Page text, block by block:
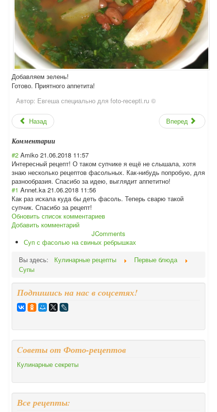
Добавляем зелень!
Готово. Приятного аппетита!
Автор: Евгеша специально для foto-recepti.ru ©
Назад Вперед
Комментарии
#2 Amiko 21.06.2018 11:57
Интересный рецепт! О таком супчике я ещё не слышала, хотя
знаю несколько рецептов фасольных. Как-нибудь попробую, для
разнообразия. Спасибо за идею, выглядит аппетитно!
#1 Annet.ka 21.06.2018 11:56
Как раз искала куда бы деть фасоль. Теперь сварю такой
супчик. Спасибо за рецепт!
Обновить список комментариев
Добавить комментарий
JComments
Суп с фасолью на свиных ребрышках
Вы здесь:
Кулинарные рецепты
Первые блюда
Супы
Подпишись на нас в соцсетях!
Cоветы от Фото-рецептов
Кулинарные секреты
Все рецепты: